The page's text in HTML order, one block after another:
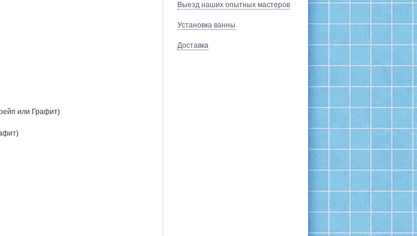
или Графит)
Выезд наших опытных мастеров
Установка ванны
Доставка